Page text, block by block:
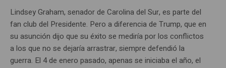
Lindsey Graham, senador de Carolina del Sur, es parte del
fan club del Presidente. Pero a diferencia de Trump, que en
su asunción dijo que su éxito se mediría por los conflictos
a los que no se dejaría arrastrar, siempre defendió la
guerra. El 4 de enero pasado, apenas se iniciaba el año, el